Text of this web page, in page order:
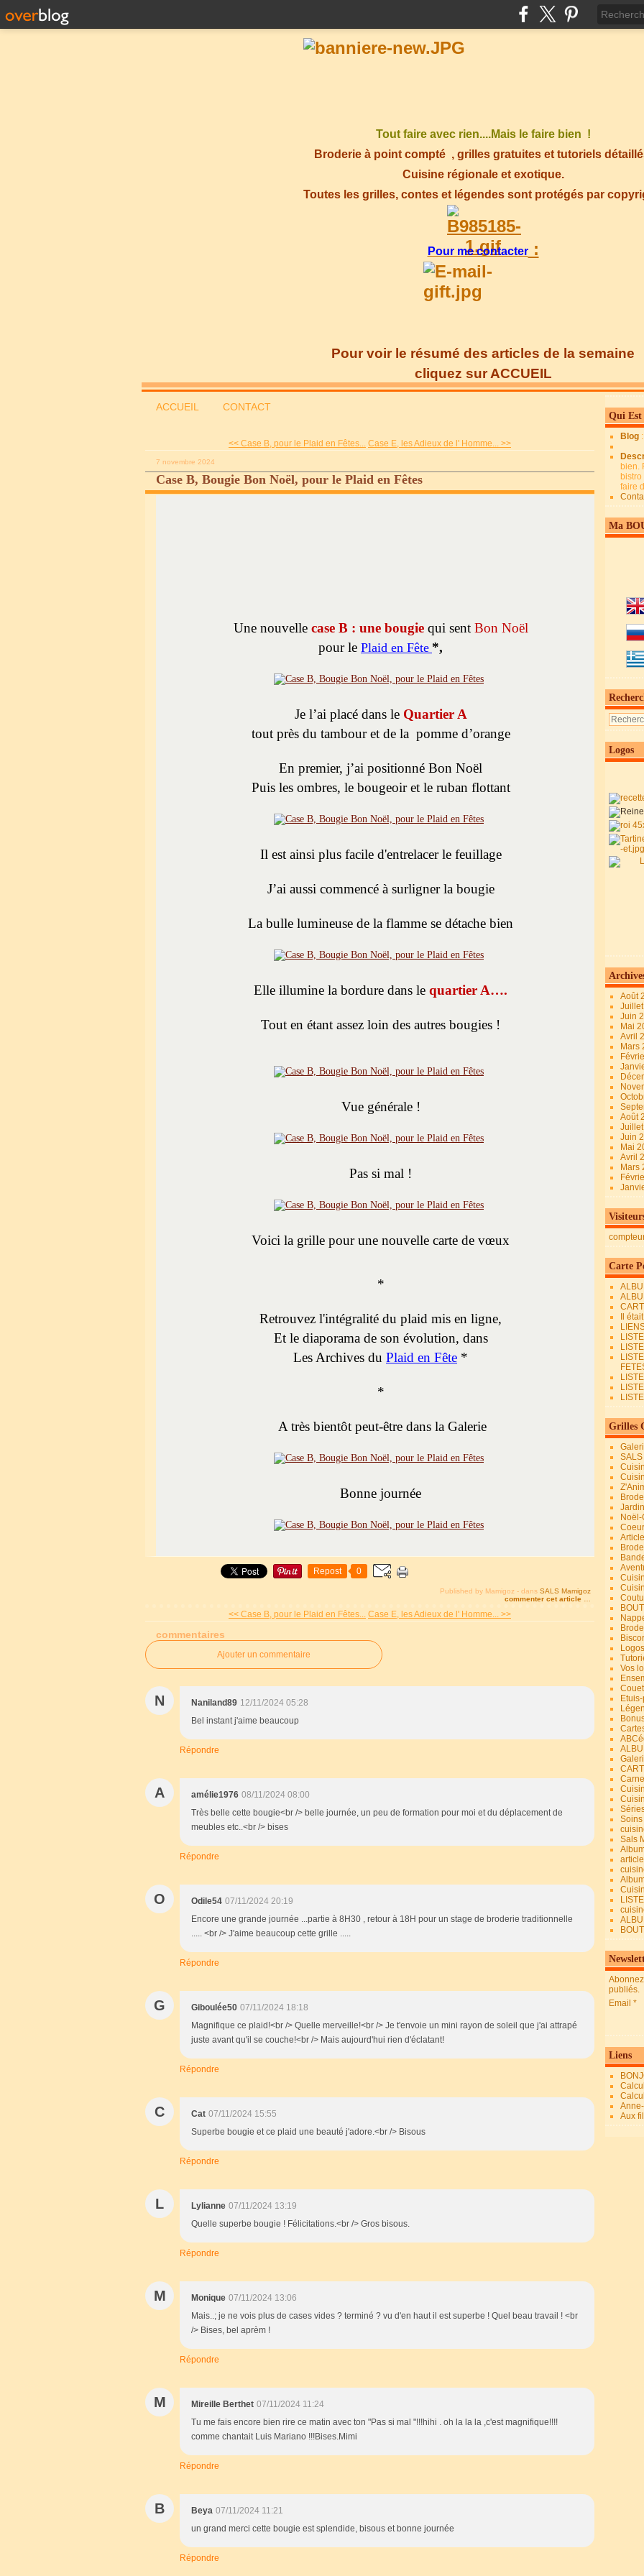
Tout faire avec rien....Mais le faire bien !
Broderie à point compté , grilles gratuites et tutoriels
Cuisine régionale et exotique.
Toutes les grilles, contes et légendes sont protégés par
Pour me contacter:
Pour voir le résumé des articles de la semaine
cliquez sur ACCUEIL
ACCUEIL CONTACT
<< Case B, pour le Plaid en Fêtes... Case E, les Adieux de l' Homme... >>
7 novembre 2024
Case B, Bougie Bon Noël, pour le Plaid en Fêtes
Une nouvelle case B : une bougie qui sent Bon Noël
pour le Plaid en Fête *,
Je l’ai placé dans le Quartier A
tout près du tambour et de la pomme d’orange
En premier, j’ai positionné Bon Noël
Puis les ombres, le bougeoir et le ruban flottant
Il est ainsi plus facile d'entrelacer le feuillage
J’ai aussi commencé à surligner la bougie
La bulle lumineuse de la flamme se détache bien
Elle illumine la bordure dans le quartier A….
Tout en étant assez loin des autres bougies !
Vue générale !
Pas si mal !
Voici la grille pour une nouvelle carte de vœux
*
Retrouvez l'intégralité du plaid mis en ligne,
Et le diaporama de son évolution, dans
Les Archives du Plaid en Fête *
*
A très bientôt peut-être dans la Galerie
Bonne journée
Repost 0
Published by Mamigoz - dans SALS Mamigoz
commenter cet article
<< Case B, pour le Plaid en Fêtes... Case E, les Adieux de l' Homme... >>
commentaires
Ajouter un commentaire
N Naniland89 12/11/2024 05:28
Bel instant j'aime beaucoup
Répondre
A amélie1976 08/11/2024 08:00
Très belle cette bougie<br /> belle journée, un peu de formation pour moi et du déplacement de
meubles etc..<br /> bises
Répondre
O Odile54 07/11/2024 20:19
Encore une grande journée ...partie à 8H30 , retour à 18H pour un stage de broderie traditionnelle
..... <br /> J'aime beaucoup cette grille .....
Répondre
G Giboulée50 07/11/2024 18:18
Magnifique ce plaid!<br /> Quelle merveille!<br /> Je t'envoie un mini rayon de soleil que j'ai attrapé
juste avant qu'il se couche!<br /> Mais aujourd'hui rien d'éclatant!
Répondre
C Cat 07/11/2024 15:55
Superbe bougie et ce plaid une beauté j'adore.<br /> Bisous
Répondre
L Lylianne 07/11/2024 13:19
Quelle superbe bougie ! Félicitations.<br /> Gros bisous.
Répondre
M Monique 07/11/2024 13:06
Mais..; je ne vois plus de cases vides ? terminé ? vu d'en haut il est superbe ! Quel beau travail ! <br
/> Bises, bel aprèm !
Répondre
M Mireille Berthet 07/11/2024 11:24
Tu me fais encore bien rire ce matin avec ton "Pas si mal "!!!hihi . oh la la la ,c'est magnifique!!!!
comme chantait Luis Mariano !!!Bises.Mimi
Répondre
B Beya 07/11/2024 11:21
un grand merci cette bougie est splendide, bisous et bonne journée
Répondre
Qui Est
Blog
bien.
faire
Ma
Logos
Août
Juin
Mai
Avril
Mars
Août
Juin
Mai
Avril
Mars
Carte
Il
Grilles
Vos
Sals
article
publiés.
Email
Liens
Aux